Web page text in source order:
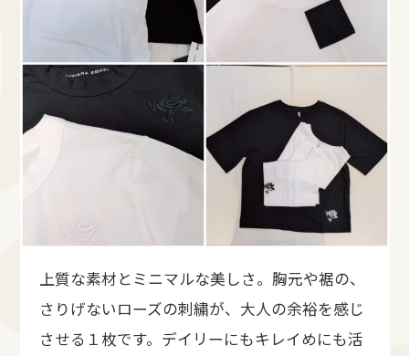
上質な素材とミニマルな美しさ。胸元や裾の、
さりげないローズの刺繍が、大人の余裕を感じ
させる１枚です。デイリーにもキレイめにも活